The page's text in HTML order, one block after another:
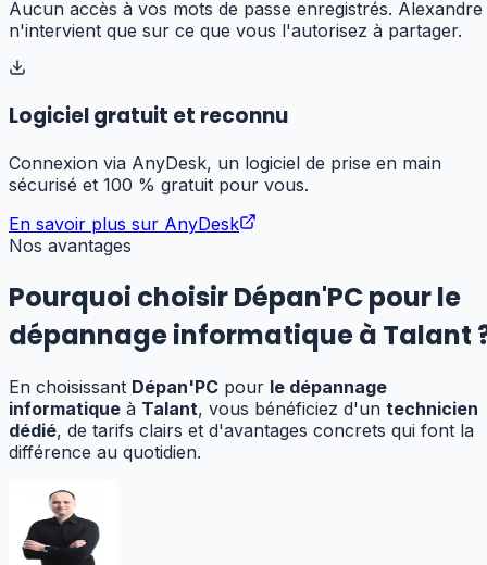
Aucun accès à vos mots de passe enregistrés. Alexandre
n'intervient que sur ce que vous l'autorisez à partager.
Logiciel gratuit et reconnu
Connexion via AnyDesk, un logiciel de prise en main
sécurisé et 100 % gratuit pour vous.
En savoir plus sur AnyDesk
Nos avantages
Pourquoi choisir Dépan'PC pourle
dépannage informatiqueà Talant
En choisissant Dépan'PC pour le dépannage
informatique à Talant, vous bénéficiez d'un technicien
dédié, de tarifs clairs et d'avantages concrets qui font la
différence au quotidien.